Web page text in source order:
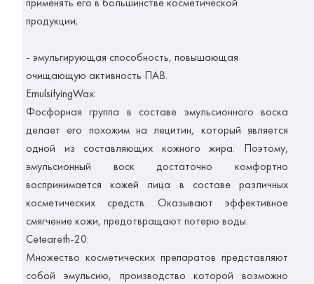
продукции;
- эмульгирующая способность, повышающая
очищающую активность ПАВ.
EmulsifyingWax:
Фосфорная группа в составе эмульсионного воска
делает его похожим на лецитин, который является
одной из составляющих кожного жира. Поэтому,
эмульсионный воск достаточно комфортно
воспринимается кожей лица в составе различных
косметических средств. Оказывают эффективное
смягчение кожи, предотвращают потерю воды.
Ceteareth-20:
Множество косметических препаратов представляют
собой эмульсию, производство которой возможно